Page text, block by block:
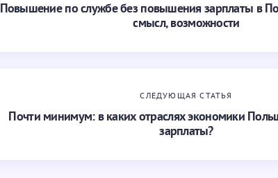
Повышение по службе без повышения зарплаты в
смысл, возможности
СЛЕДУЮЩАЯ СТАТЬЯ
Почти минимум: в каких отраслях экономики
зарплаты?